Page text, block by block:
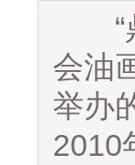
“鼎
会油
举办
2010